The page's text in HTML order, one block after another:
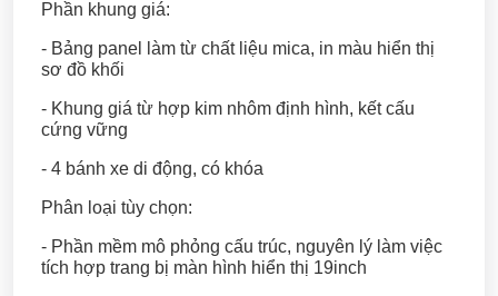
Phần khung giá:
- Bảng panel làm từ chất liệu mica, in màu hiển thị
sơ đồ khối
- Khung giá từ hợp kim nhôm định hình, kết cấu
cứng vững
- 4 bánh xe di động, có khóa
Phân loại tùy chọn:
- Phần mềm mô phỏng cấu trúc, nguyên lý làm việc
tích hợp trang bị màn hình hiển thị 19inch